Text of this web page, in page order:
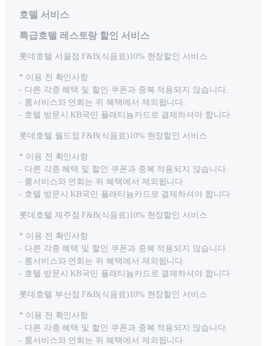
호텔 서비스
특급호텔 레스토랑 할인 서비스
롯데호텔 서울점 F&B(식음료)10% 현장할인 서비스
* 이용 전 확인사항
- 다른 각종 혜택 및 할인 쿠폰과 중복 적용되지 않습니다.
- 룸서비스와 연회는 위 혜택에서 제외됩니다.
- 호텔 방문시 KB국민 플래티늄카드로 결제하셔야 합니다
롯데호텔 월드점 F&B(식음료)10% 현장할인 서비스
* 이용 전 확인사항
- 다른 각종 혜택 및 할인 쿠폰과 중복 적용되지 않습니다.
- 룸서비스와 연회는 위 혜택에서 제외됩니다.
- 호텔 방문시 KB국민 플래티늄카드로 결제하셔야 합니다
롯데호텔 제주점 F&B(식음료)10% 현장할인 서비스
* 이용 전 확인사항
- 다른 각종 혜택 및 할인 쿠폰과 중복 적용되지 않습니다.
- 룸서비스와 연회는 위 혜택에서 제외됩니다.
- 호텔 방문시 KB국민 플래티늄카드로 결제하셔야 합니다
롯데호텔 부산점 F&B(식음료)10% 현장할인 서비스
* 이용 전 확인사항
- 다른 각종 혜택 및 할인 쿠폰과 중복 적용되지 않습니다.
- 룸서비스와 연회는 위 혜택에서 제외됩니다.